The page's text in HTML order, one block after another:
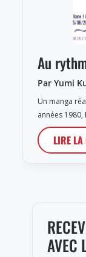
Au
Par Yumi
Un manga
années
LIRE LA
AVEC